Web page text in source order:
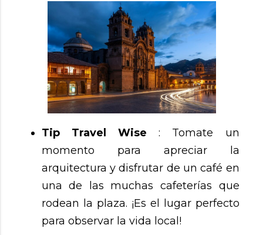
Tip Travel Wise: Tomate un
momento para apreciar la
arquitectura y disfrutar de un café en
una de las muchas cafeterías que
rodean la plaza. ¡Es el lugar perfecto
para observar la vida local!